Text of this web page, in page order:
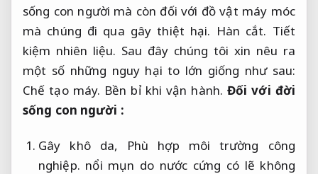
sống con người mà còn đối với đồ vật máy móc
mà chúng đi qua gây thiệt hại. Hàn cắt. Tiết
kiệm nhiên liệu. Sau đây chúng tôi xin nêu ra
một số những nguy hại to lớn giống như sau:
Chế tạo máy. Bền bỉ khi vận hành. Đối với đời
sống con người :
Gây khô da, Phù hợp môi trường công
nghiệp. nổi mụn do nước cứng có lẽ không